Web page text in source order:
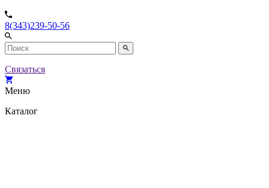
8(343)239-50-56
Связаться
Меню
Каталог